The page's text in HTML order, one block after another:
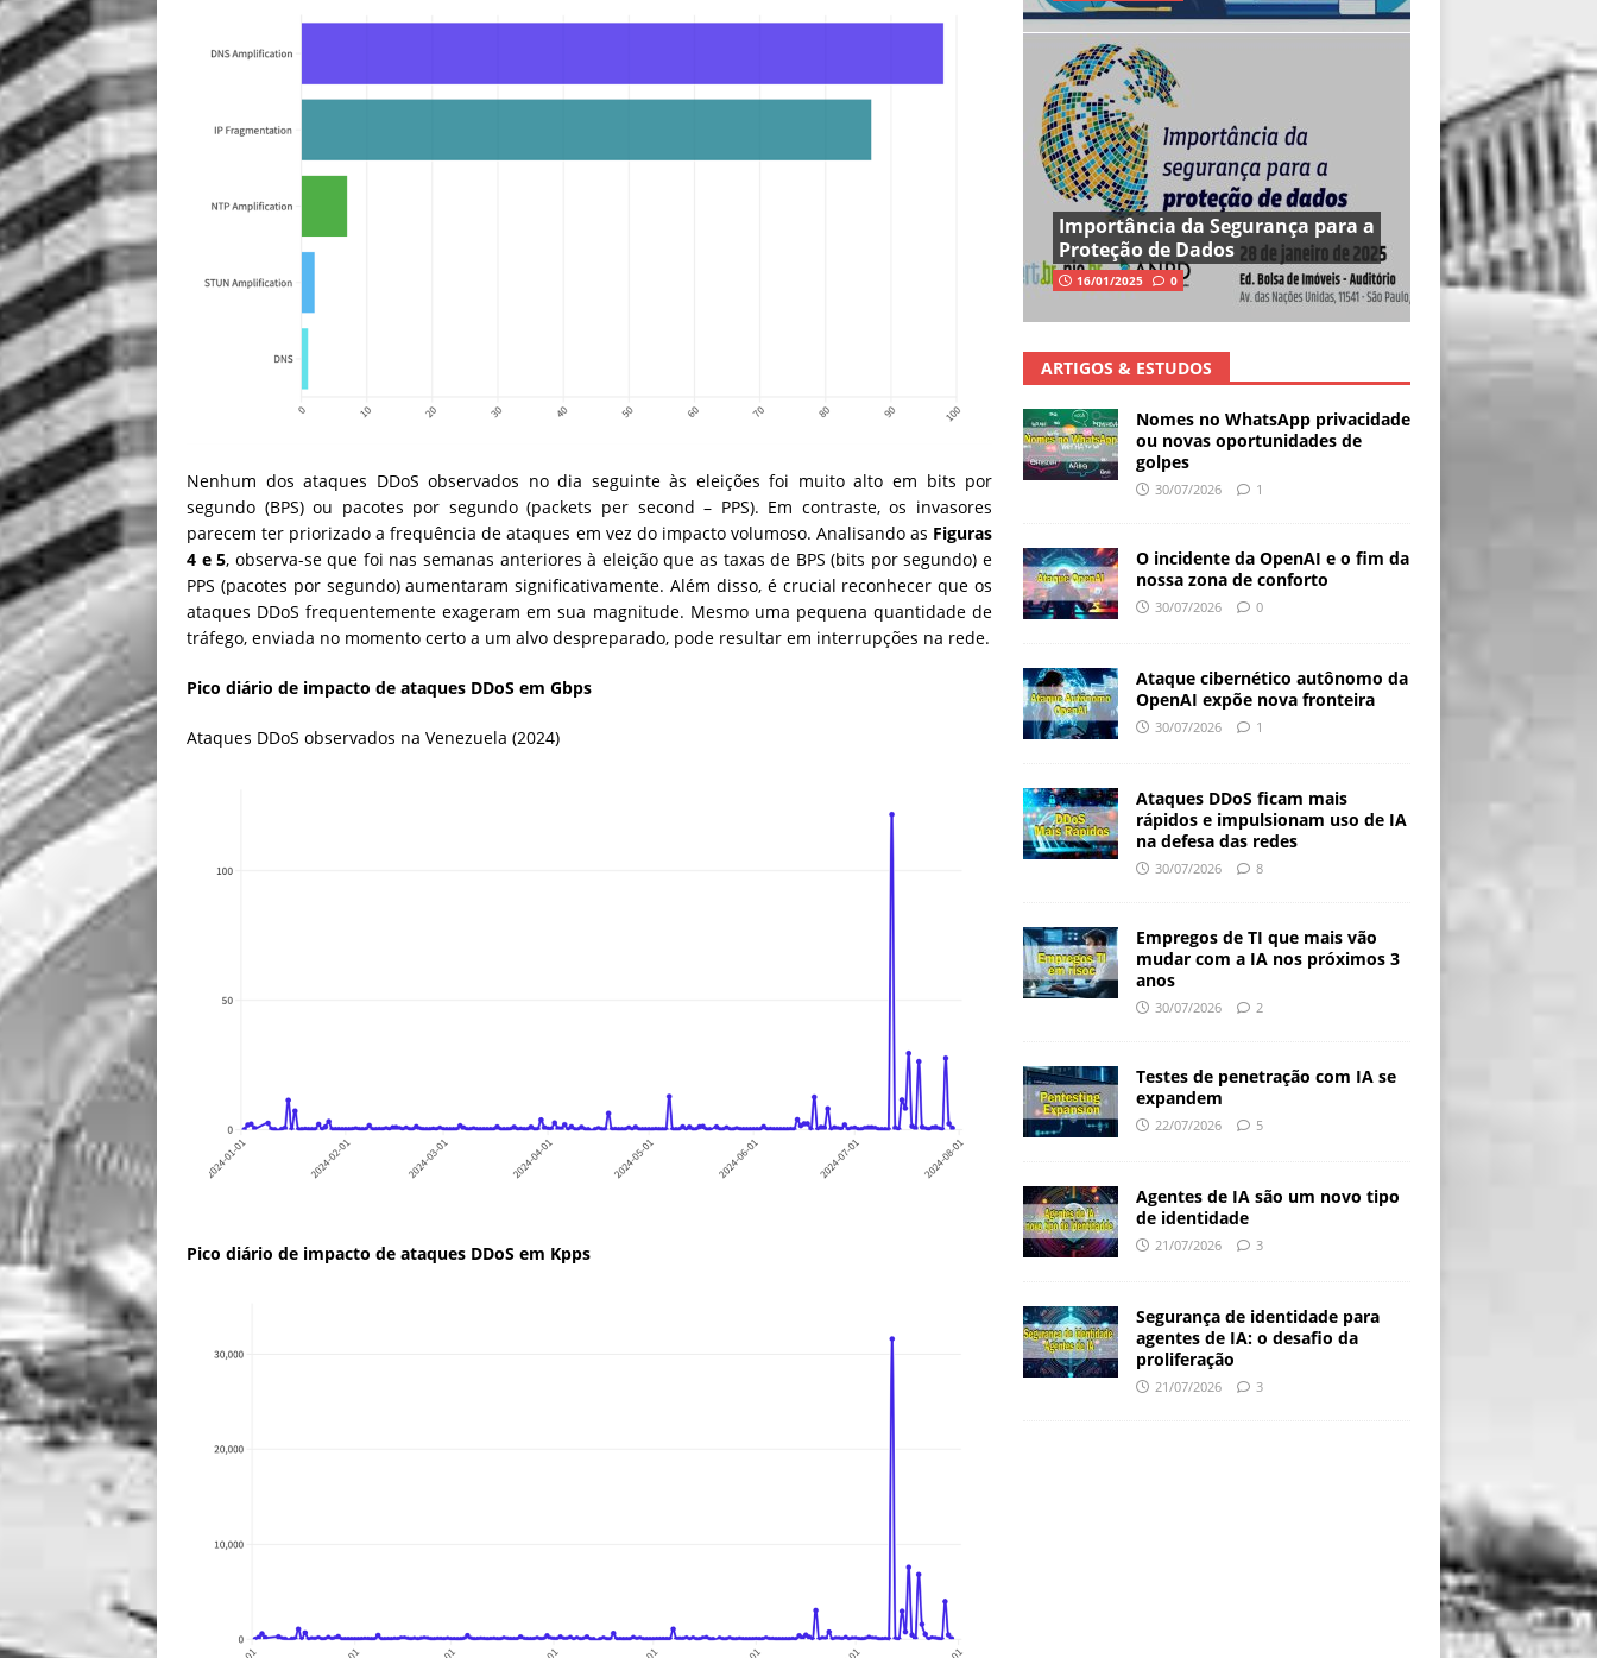
Nenhum dos ataques DDoS observados no dia seguinte às eleições foi muito alto em bits por
segundo (BPS) ou pacotes por segundo (packets per second – PPS). Em contraste, os invasores
parecem ter priorizado a frequência de ataques em vez do impacto volumoso. Analisando as Figuras
4 e 5, observa-se que foi nas semanas anteriores à eleição que as taxas de BPS (bits por segundo) e
PPS (pacotes por segundo) aumentaram significativamente. Além disso, é crucial reconhecer que os
ataques DDoS frequentemente exageram em sua magnitude. Mesmo uma pequena quantidade de
tráfego, enviada no momento certo a um alvo despreparado, pode resultar em interrupções na rede.
Pico diário de impacto de ataques DDoS em Gbps
Ataques DDoS observados na Venezuela (2024)
Pico diário de impacto de ataques DDoS em Kpps
Importância da Segurança para a
Proteção de Dados
16/01/2025 0
ARTIGOS & ESTUDOS
Nomes no WhatsApp privacidade
ou novas oportunidades de
golpes
30/07/2026 1
O incidente da OpenAI e o fim da
nossa zona de conforto
30/07/2026 0
Ataque cibernético autônomo da
OpenAI expõe nova fronteira
30/07/2026 1
Ataques DDoS ficam mais
rápidos e impulsionam uso de IA
na defesa das redes
30/07/2026 8
Empregos de TI que mais vão
mudar com a IA nos próximos 3
anos
30/07/2026 2
Testes de penetração com IA se
expandem
22/07/2026 5
Agentes de IA são um novo tipo
de identidade
21/07/2026 3
Segurança de identidade para
agentes de IA: o desafio da
proliferação
21/07/2026 3